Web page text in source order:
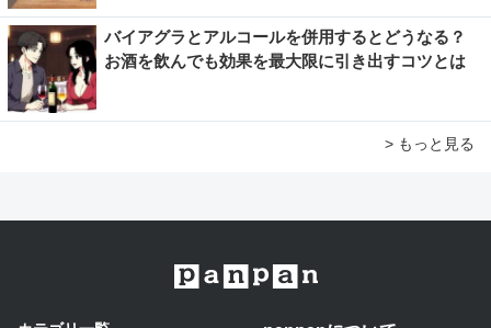
バイアグラとアルコールを併用するとどうなる？
お酒を飲んでも効果を最大限に引き出すコツとは
> もっと見る